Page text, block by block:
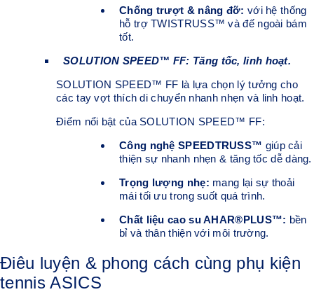
Chống trượt & nâng đỡ: với hệ thống
hỗ trợ TWISTRUSS™ và đế ngoài bám
tốt.
SOLUTION SPEED™ FF: Tăng tốc, linh hoạt.
SOLUTION SPEED™ FF là lựa chọn lý tưởng cho
các tay vợt thích di chuyển nhanh nhẹn và linh hoạt.
Điểm nổi bật của SOLUTION SPEED™ FF:
Công nghệ SPEEDTRUSS™ giúp cải
thiện sự nhanh nhẹn & tăng tốc dễ dàng.
Trọng lượng nhẹ: mang lại sự thoải
mái tối ưu trong suốt quá trình.
Chất liệu cao su AHAR®PLUS™: bền
bỉ và thân thiện với môi trường.
Điêu luyện & phong cách cùng phụ kiện
tennis ASICS